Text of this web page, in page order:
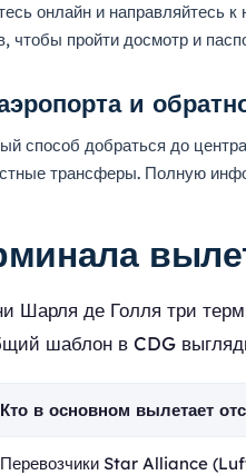
онлайн и
чтобы пройти досмотр и
и
способ добраться до
трансферы. Полную
Шарля де Голля три
шаблон в CDG
Кто в основном вылетает
Перевозчики Star Alliance